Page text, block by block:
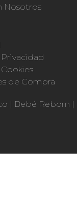
Nosotros
de Compra
| Bebé Reborn |